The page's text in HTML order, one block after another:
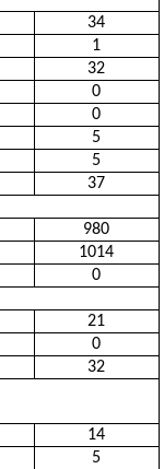
34
1
32
0
0
5
5
37
980
1014
0
21
0
32
14
5